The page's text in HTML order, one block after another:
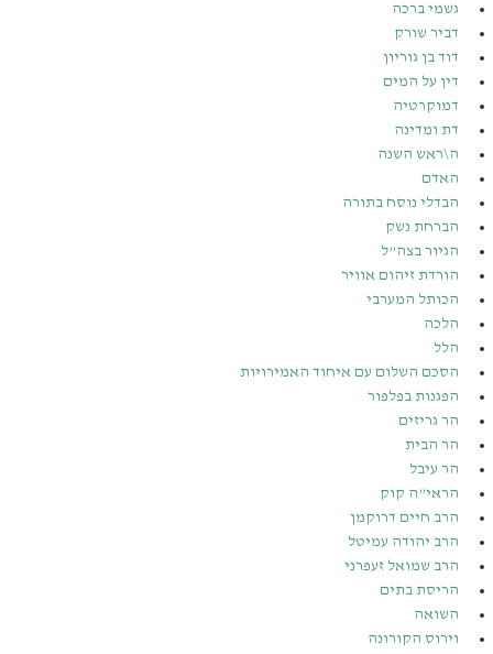
גשמי ברכה
דביר שורק
דוד בן גוריון
דין על המים
דמוקרטיה
דת ומדינה
ה\ראש השנה
האדם
הבדלי נוסח בתורה
הברחת נשק
הגיור בצה”ל
הורדת זיהום אוויר
הכותל המערבי
הלכה
הלל
הסכם השלום עם איחוד האמירויות
הפגנות בפלפור
הר גריזים
הר הבית
הר עיבל
הראי”ה קוק
הרב חיים דרוקמן
הרב יהודה עמיטל
הרב שמואל זעפרני
הריסת בתים
השואה
וירוס הקורונה